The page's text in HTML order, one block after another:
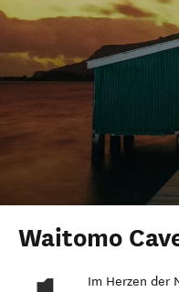
Waitomo
Im Herzen der